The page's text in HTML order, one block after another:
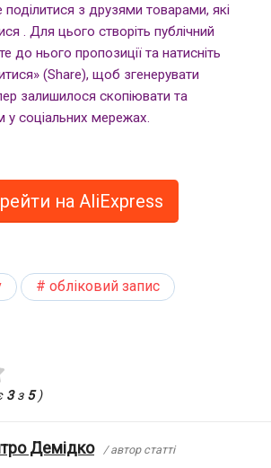
з друзями товарами, які
. Для цього створіть публічний
до нього пропозиції та натисніть
(Share), щоб згенерувати
залишилося скопіювати та
у соціальних мережах.
на AliExpress
обліковий запис
3з 5)
Демідко / автор статті